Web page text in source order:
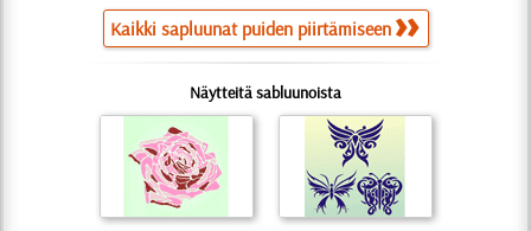
Kaikki sapluunat puiden piirtämiseen
Näytteitä sabluunoista